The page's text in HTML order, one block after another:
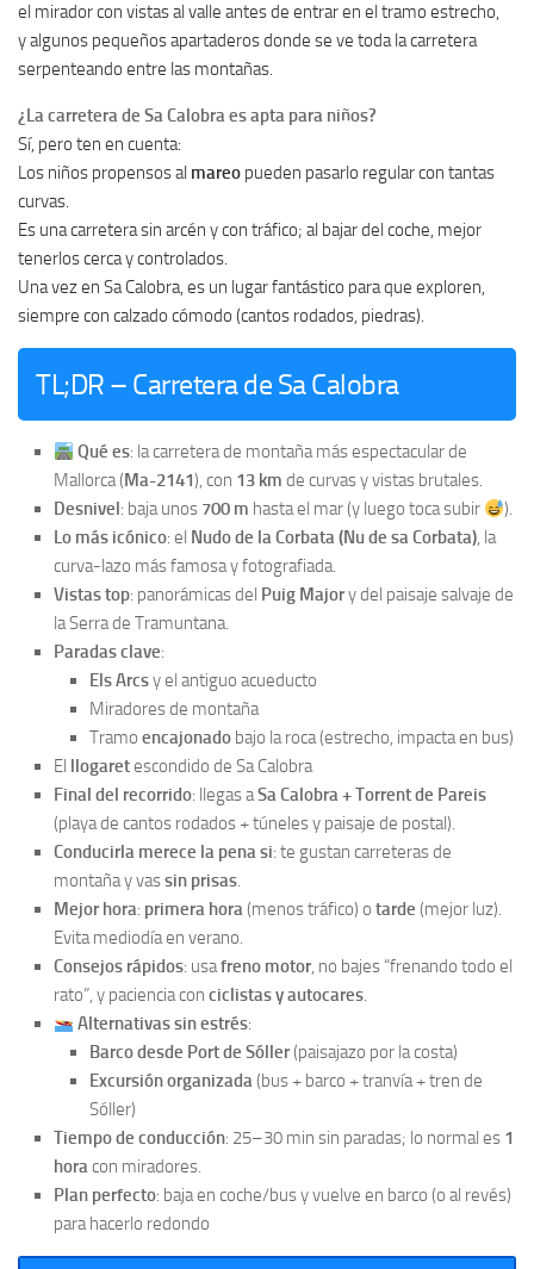
el mirador con vistas al valle antes de entrar en el tramo estrecho,
y algunos pequeños apartaderos donde se ve toda la carretera
serpenteando entre las montañas.
¿La carretera de Sa Calobra es apta para niños?
Sí, pero ten en cuenta:
Los niños propensos al mareo pueden pasarlo regular con tantas
curvas.
Es una carretera sin arcén y con tráfico; al bajar del coche, mejor
tenerlos cerca y controlados.
Una vez en Sa Calobra, es un lugar fantástico para que exploren,
siempre con calzado cómodo (cantos rodados, piedras).
TL;DR – Carretera de Sa Calobra
Qué es: la carretera de montaña más espectacular de
Mallorca (Ma-2141), con 13 km de curvas y vistas brutales.
Desnivel: baja unos 700 m hasta el mar (y luego toca subir
).
Lo más icónico: el Nudo de la Corbata (Nu de sa Corbata), la
curva-lazo más famosa y fotografiada.
Vistas top: panorámicas del Puig Majory del paisaje salvaje de
la Serra de Tramuntana.
Paradas clave:
Els Arcsy el antiguo acueducto
Miradores de montaña
Tramo encajonado bajo la roca (estrecho, impacta en bus)
El llogaretescondido de Sa Calobra
Final del recorrido: llegas aSa Calobra + Torrent de Pareis
(playa de cantos rodados + túneles y paisaje de postal).
Conducirla merece la pena si: te gustan carreteras de
montaña y vassin prisas.
Mejor hora: primera hora(menos tráfico) o tarde (mejor luz).
Evita mediodía en verano.
Consejos rápidos: usafreno motor, no bajes “frenando todo el
rato”, y paciencia con ciclistas y autocares.
Alternativas sin estrés:
Barco desde Port de Sóller(paisajazo por la costa)
Excursión organizada(bus + barco + tranvía + tren de
Sóller)
Tiempo de conducción: 25–30 min sin paradas; lo normal es 1
horacon miradores.
Plan perfecto: baja en coche/bus y vuelve en barco (o al revés)
para hacerlo redondo